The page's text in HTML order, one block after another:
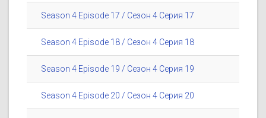
Season 4 Episode 17 / Сезон 4 Серия 17
Season 4 Episode 18 / Сезон 4 Серия 18
Season 4 Episode 19 / Сезон 4 Серия 19
Season 4 Episode 20 / Сезон 4 Серия 20